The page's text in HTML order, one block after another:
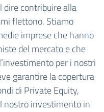
dire contribuire alla
flettono. Stiamo
imprese che hanno
del mercato e che
per i nostri
garantire la copertura
di Private Equity,
nostro investimento in